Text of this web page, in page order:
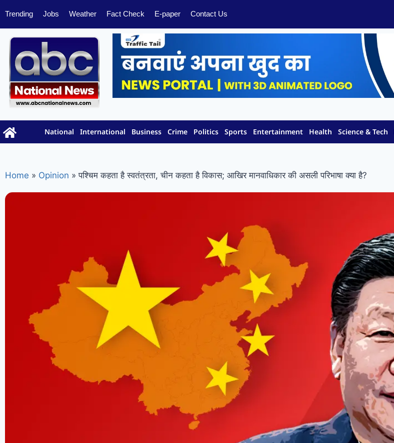
Trending Jobs Weather Fact Check E-paper Contact Us
National International Business Crime Politics Sports Entertainment Health Science & Tech
Home » Opinion » पश्चिम कहता है स्वतंत्रता, चीन कहता है विकास; आखिर मानवाधिकार की असली परिभाषा क्या है?